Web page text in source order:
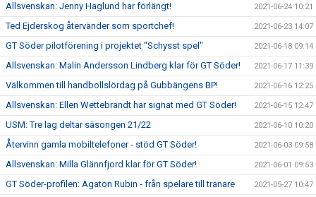
Allsvenskan: Jenny Haglund har förlängt! 2021-06-24 10:21
Ted Ejderskog återvänder som sportchef! 2021-06-23 14:07
GT Söder pilotförening i projektet "Schysst spel" 2021-06-18 09:14
Allsvenskan: Malin Andersson Lindberg klar för GT Söder! 2021-06-17 11:39
Välkommen till handbollslördag på Gubbängens BP! 2021-06-16 12:25
Allsvenskan: Ellen Wettebrandt har signat med GT Söder! 2021-06-15 12:47
USM: Tre lag deltar säsongen 21/22 2021-06-10 10:20
Återvinn gamla mobiltelefoner - stöd GT Söder! 2021-06-03 09:58
Allsvenskan: Milla Glännfjord klar för GT Söder! 2021-06-01 09:53
GT Söder-profilen: Agaton Rubin - från spelare till tränare 2021-05-27 10:47